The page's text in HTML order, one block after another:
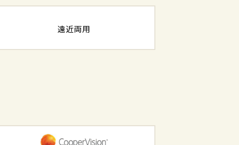
遠近両用